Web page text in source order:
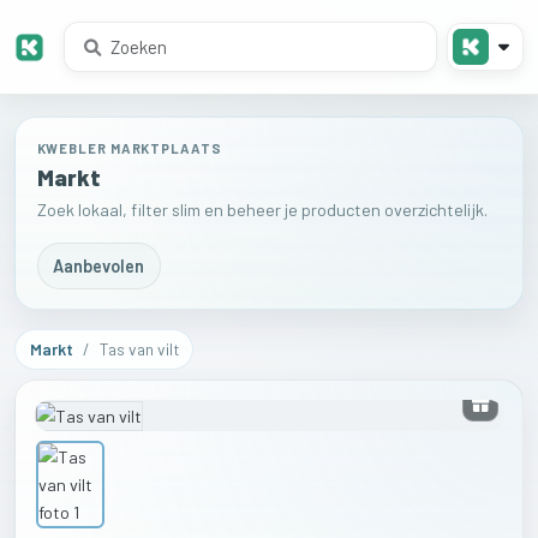
KWEBLER MARKTPLAATS
Markt
Zoek lokaal, filter slim en beheer je producten overzichtelijk.
Aanbevolen
Markt / Tas van vilt